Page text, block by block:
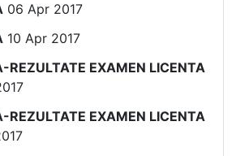
06 Apr 2017
10 Apr 2017
EXAMEN LICENTA
EXAMEN LICENTA